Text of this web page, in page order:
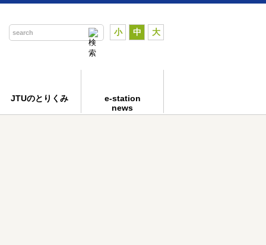
小 中 大
JTUのとりくみ
e-station
news